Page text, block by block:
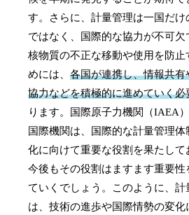
す。さらに、計量管理は一国だけ
ではなく、国際的な協力が不可欠
核物質の不正な移動や使用を防止
めには、各国が連携し、情報共有
協力などを積極的に進めていく必
ります。国際原子力機関（IAEA
国際機関は、国際的な計量管理体
化に向けて重要な役割を果たして
今後もその役割はますます重要性
ていくでしょう。このように、計
は、技術の進歩や国際情勢の変化